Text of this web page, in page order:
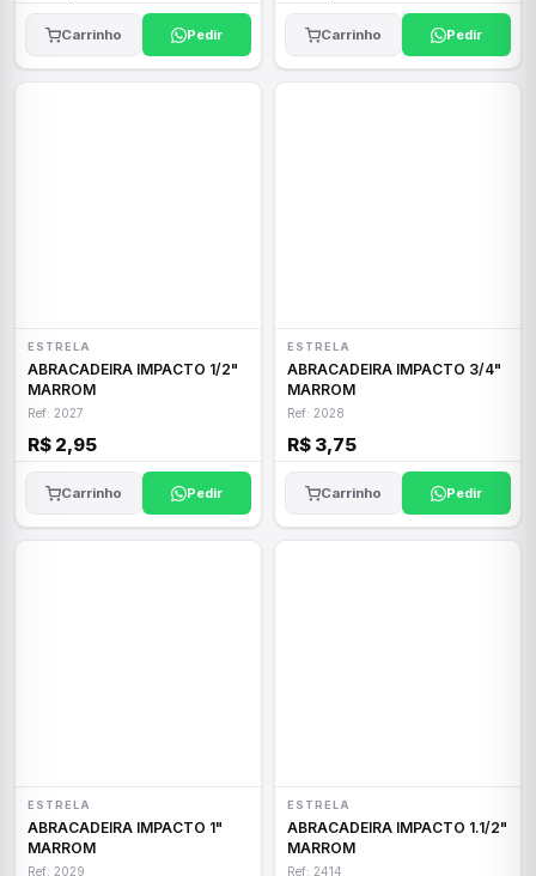
Carrinho Pedir Carrinho Pedir
ESTRELA
ABRACADEIRA IMPACTO 1/2"
MARROM
Ref: 2027
R$ 2,95
Carrinho Pedir
ESTRELA
ABRACADEIRA IMPACTO 3/4"
MARROM
Ref: 2028
R$ 3,75
Carrinho Pedir
ESTRELA
ABRACADEIRA IMPACTO 1"
MARROM
Ref: 2029
ESTRELA
ABRACADEIRA IMPACTO 1.1/2"
MARROM
Ref: 2414